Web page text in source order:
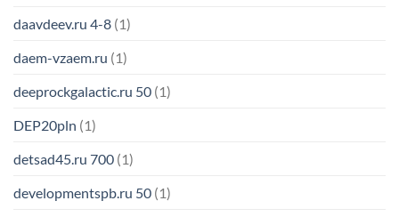
daavdeev.ru 4-8 (1)
daem-vzaem.ru (1)
deeprockgalactic.ru 50 (1)
DEP20pln (1)
detsad45.ru 700 (1)
developmentspb.ru 50 (1)